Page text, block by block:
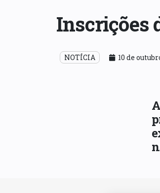
Inscrições
NOTÍCIA 10 de